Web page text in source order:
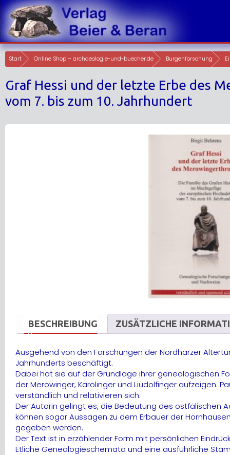
Skip
to
content
Start Online Shop – archaeologie-und-buecher.de Burgenforschung
Graf Hessi und der letzte Erbe des
vom 7. bis zum 10. Jahrhundert
BESCHREIBUNG ZUSÄTZLICHE
Ausgehend von den Forschungen der Nordharzer
Jahrhunderts beschäftigt.
Dabei hat sie auf der Grundlage ihrer genealogischen
der Merowinger, Karolinger und Liudolfinger aufzeigen.
verständlich und relativieren sich.
Der Autorin gelingt es, die Bedeutung des ostfälischen
können sogar Aussagen zu dem Erbauer der
gegeben werden.
Der Text ist in erzählender Form mit persönlichen
Etliche Genealogieschemata und eine ausführliche